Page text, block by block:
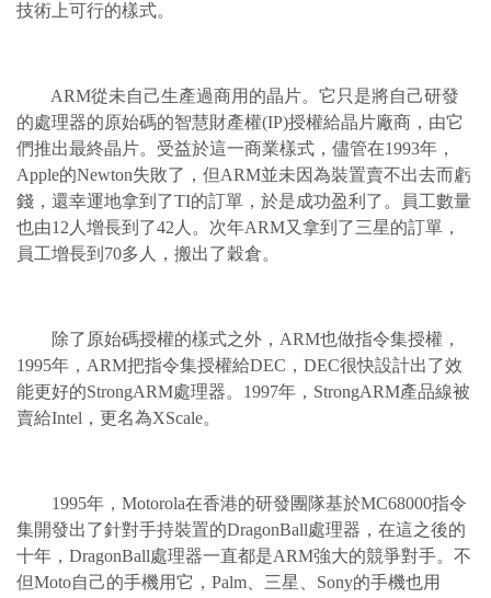
技術上可行的樣式。
ARM從未自己生產過商用的晶片。它只是將自己研發
的處理器的原始碼的智慧財產權(IP)授權給晶片廠商，由它
們推出最終晶片。受益於這一商業樣式，儘管在1993年，
Apple的Newton失敗了，但ARM並未因為裝置賣不出去而虧
錢，還幸運地拿到了TI的訂單，於是成功盈利了。員工數量
也由12人增長到了42人。次年ARM又拿到了三星的訂單，
員工增長到70多人，搬出了穀倉。
除了原始碼授權的樣式之外，ARM也做指令集授權，
1995年，ARM把指令集授權給DEC，DEC很快設計出了效
能更好的StrongARM處理器。1997年，StrongARM產品線被
賣給Intel，更名為XScale。
1995年，Motorola在香港的研發團隊基於MC68000指令
集開發出了針對手持裝置的DragonBall處理器，在這之後的
十年，DragonBall處理器一直都是ARM強大的競爭對手。不
但Moto自己的手機用它，Palm、三星、Sony的手機也用